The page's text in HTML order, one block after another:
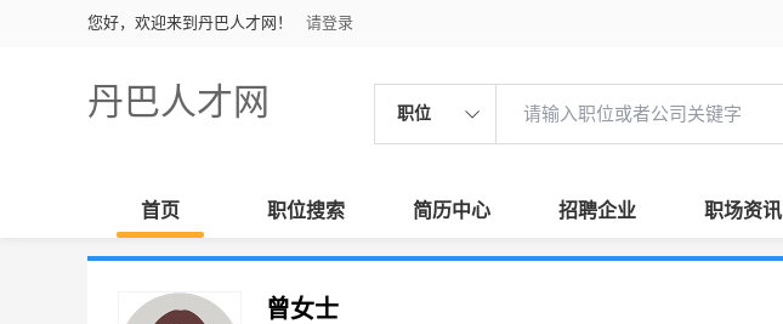
您好，欢迎来到丹巴人才网！ 请登录
丹巴人才网 职位
首页 职位搜索 简历中心 招聘企业 职场资讯
曾女士